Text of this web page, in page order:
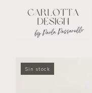
Sin stock